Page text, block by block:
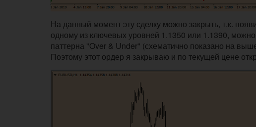
На данный момент эту сделку можно закрыть, т.к.
одному из ключевых уровней 1.1350 или 1.1390, можно
паттерна "Over & Under" (схематично показано на
Поэтому этот ордер я закрываю и по текущей цене